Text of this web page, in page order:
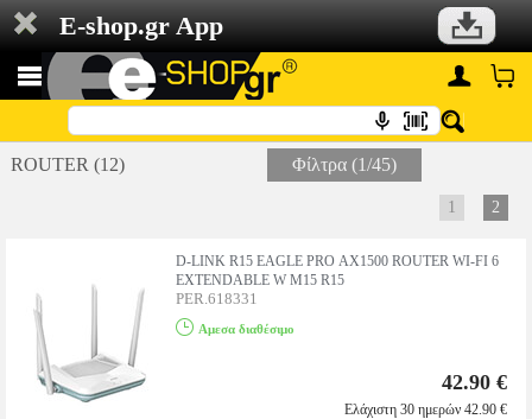
E-shop.gr App
ROUTER (12) Φίλτρα (1/45)
1 2
D-LINK R15 EAGLE PRO AX1500 ROUTER WI-FI 6
EXTENDABLE W M15 R15
PER.618331
Αμεσα διαθέσιμο
42.90 €
Ελάχιστη 30 ημερών 42.90 €